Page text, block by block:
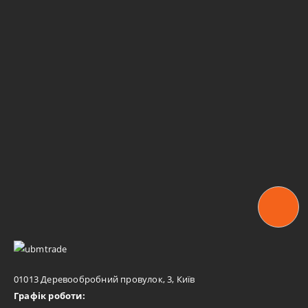
01013 Деревообробний провулок, 3, Київ
Графік роботи: